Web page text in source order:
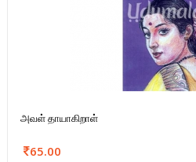
அவள் தாயாகிறாள்
65.00